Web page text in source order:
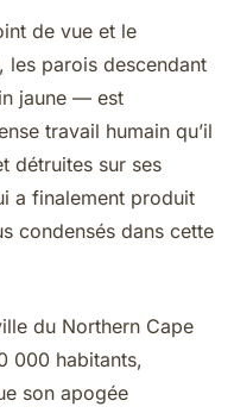
de vue et le
les parois descendant
jaune — est
travail humain qu’il
détruites sur ses
a finalement produit
condensés dans cette
du Northern Cape
000 habitants,
son apogée